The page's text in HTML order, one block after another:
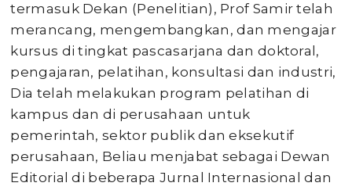
termasuk Dekan (Penelitian), Prof Samir telah
merancang, mengembangkan, dan mengajar
kursus di tingkat pascasarjana dan doktoral,
pengajaran, pelatihan, konsultasi dan industri,
Dia telah melakukan program pelatihan di
kampus dan di perusahaan untuk
pemerintah, sektor publik dan eksekutif
perusahaan, Beliau menjabat sebagai Dewan
Editorial di beberapa Jurnal Internasional dan